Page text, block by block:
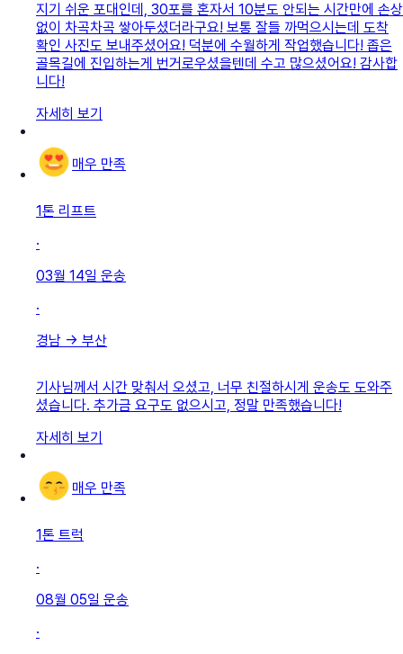
지기 쉬운 포대인데, 30포를 혼자서 10분도 안되는 시간만에 손상
없이 차곡차곡 쌓아두셨더라구요! 보통 잘들 까먹으시는데 도착
확인 사진도 보내주셨어요! 덕분에 수월하게 작업했습니다! 좁은
골목길에 진입하는게 번거로우셨을텐데 수고 많으셨어요! 감사합
니다!
자세히 보기
매우 만족
1톤 리프트
·
03월 14일 운송
·
경남 → 부산
기사님께서 시간 맞춰서 오셨고, 너무 친절하시게 운송도 도와주
셨습니다. 추가금 요구도 없으시고, 정말 만족했습니다!
자세히 보기
매우 만족
1톤 트럭
·
08월 05일 운송
·